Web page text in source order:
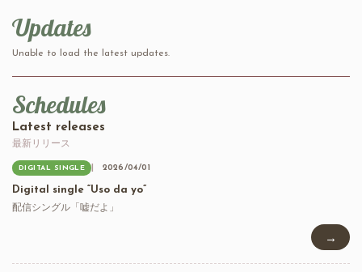
Updates
Unable to load the latest updates.
Schedules
Latest releases
最新リリース
DIGITAL SINGLE 2026/04/01
Digital single “Uso da yo”
配信シングル「嘘だよ」
→